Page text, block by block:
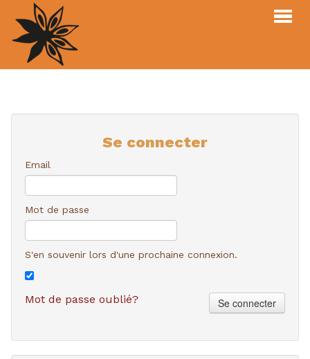
Login
MENU COMMANDER
Se connecter
Email
Mot de passe
S'en souvenir lors d'une prochaine connexion.
Mot de passe oublié? Se connecter